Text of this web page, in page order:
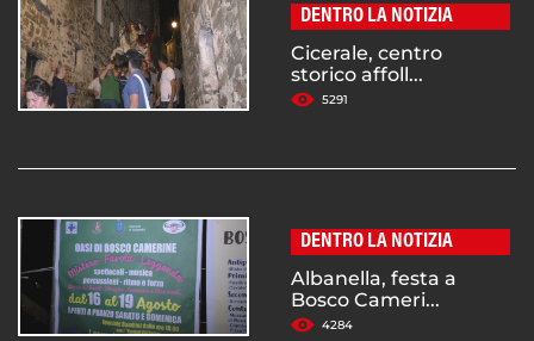
DENTRO LA NOTIZIA
Cicerale, centro
storico affoll...
5291
DENTRO LA NOTIZIA
Albanella, festa a
Bosco Cameri...
4284